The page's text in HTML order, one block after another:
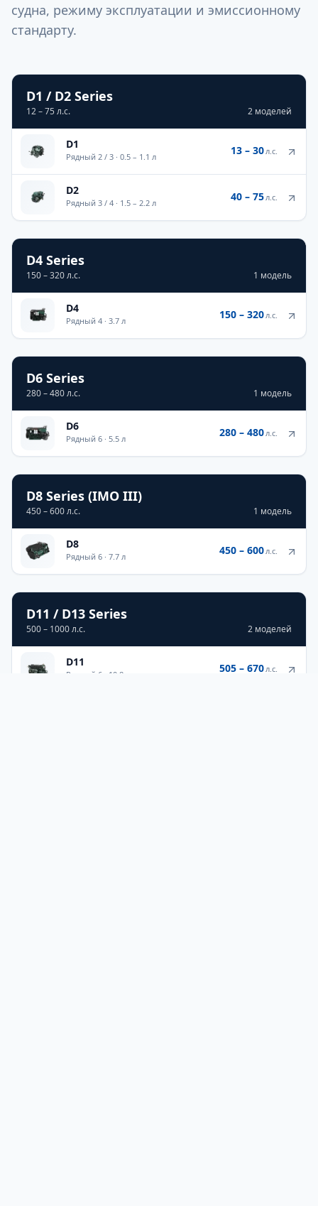
судна, режиму эксплуатации и эмиссионному
стандарту.
D1 / D2 Series
12 – 75 л.с. 2 моделей
D1
Рядный 2 / 3 · 0.5 – 1.1 л 13 – 30 л.с.
D2
Рядный 3 / 4 · 1.5 – 2.2 л 40 – 75 л.с.
D4 Series
150 – 320 л.с. 1 модель
D4
Рядный 4 · 3.7 л 150 – 320 л.с.
D6 Series
280 – 480 л.с. 1 модель
D6
Рядный 6 · 5.5 л 280 – 480 л.с.
D8 Series (IMO III)
450 – 600 л.с. 1 модель
D8
Рядный 6 · 7.7 л 450 – 600 л.с.
D11 / D13 Series
500 – 1000 л.с. 2 моделей
D11
Рядный 6 10.8 л 505 – 670 л.с.